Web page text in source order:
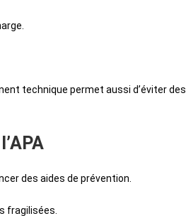
technique permet aussi d’éviter des
des aides de prévention.
fragilisées.